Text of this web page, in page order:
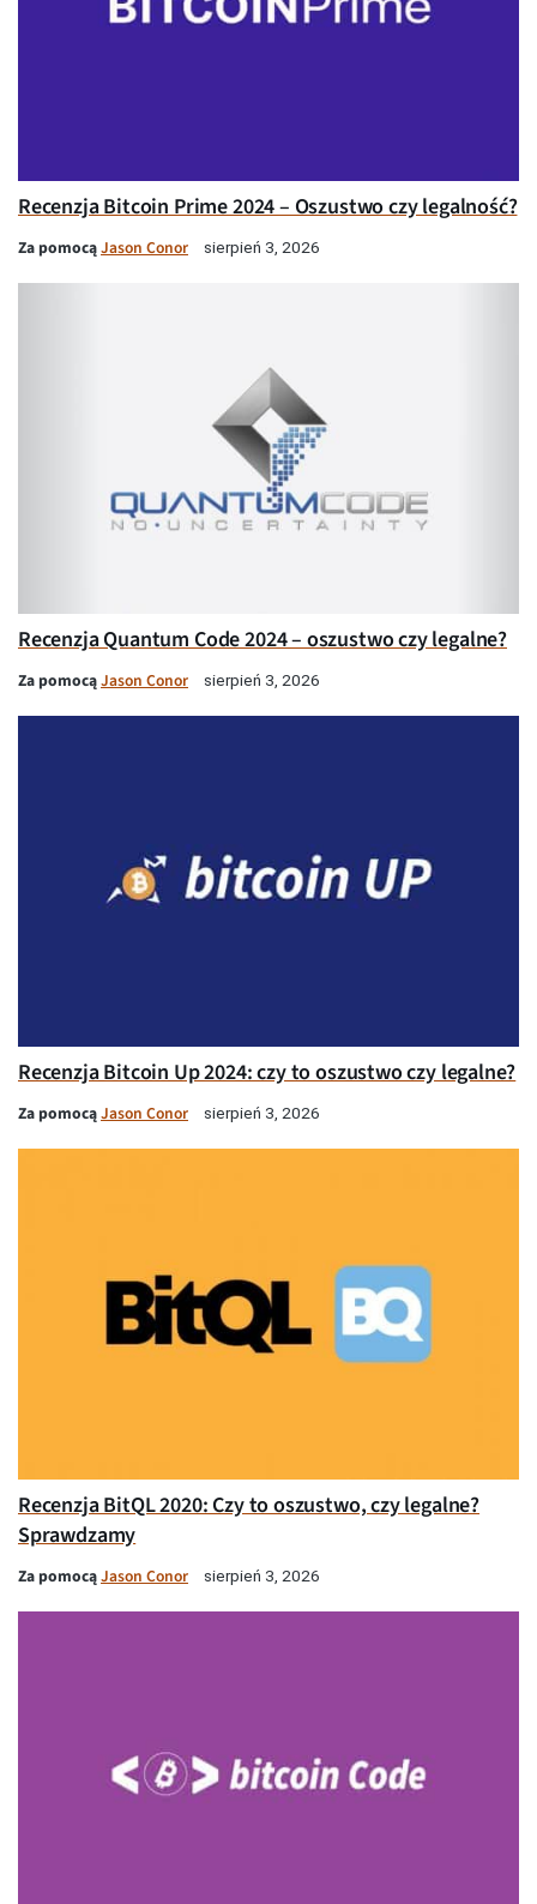
Recenzja Bitcoin Prime 2024 – Oszustwo czy legalność?
Za pomocąJason Conor sierpień 3, 2026
Recenzja Quantum Code 2024 – oszustwo czy legalne?
Za pomocąJason Conor sierpień 3, 2026
Recenzja Bitcoin Up 2024: czy to oszustwo czy legalne?
Za pomocąJason Conor sierpień 3, 2026
Recenzja BitQL 2020: Czy to oszustwo, czy legalne?
Sprawdzamy
Za pomocąJason Conor sierpień 3, 2026